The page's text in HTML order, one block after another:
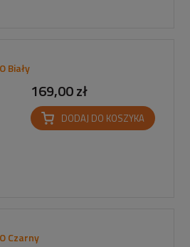
Biały
169,00 zł
DODAJ DO KOSZYKA
Czarny